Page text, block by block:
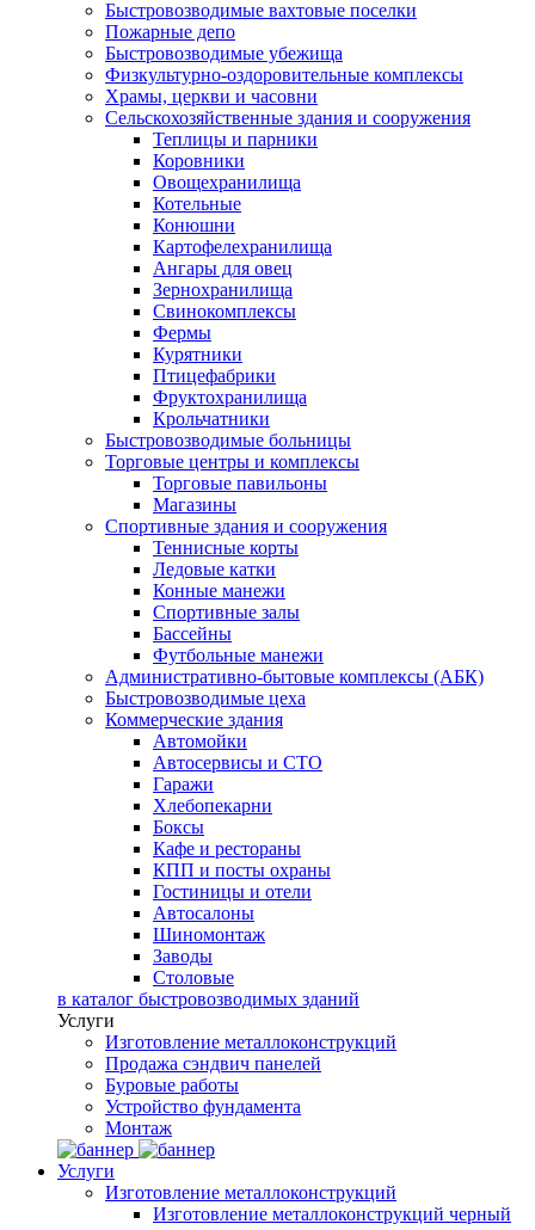
Быстровозводимые вахтовые поселки
Пожарные депо
Быстровозводимые убежища
Физкультурно-оздоровительные комплексы
Храмы, церкви и часовни
Сельскохозяйственные здания и сооружения
Теплицы и парники
Коровники
Овощехранилища
Котельные
Конюшни
Картофелехранилища
Ангары для овец
Зернохранилища
Свинокомплексы
Фермы
Курятники
Птицефабрики
Фруктохранилища
Крольчатники
Быстровозводимые больницы
Торговые центры и комплексы
Торговые павильоны
Магазины
Спортивные здания и сооружения
Теннисные корты
Ледовые катки
Конные манежи
Спортивные залы
Бассейны
Футбольные манежи
Административно-бытовые комплексы (АБК)
Быстровозводимые цеха
Коммерческие здания
Автомойки
Автосервисы и СТО
Гаражи
Хлебопекарни
Боксы
Кафе и рестораны
КПП и посты охраны
Гостиницы и отели
Автосалоны
Шиномонтаж
Заводы
Столовые
в каталог быстровозводимых зданий
Услуги
Изготовление металлоконструкций
Продажа сэндвич панелей
Буровые работы
Устройство фундамента
Монтаж
Услуги
Изготовление металлоконструкций
Изготовление металлоконструкций черный